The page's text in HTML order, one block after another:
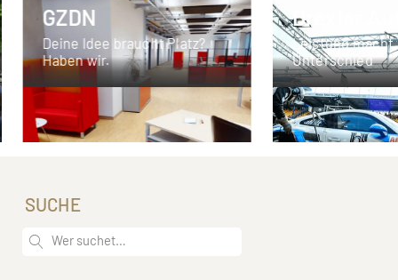
GZDN
Deine Idee braucht Platz?
Haben wir.
Drexler
Leistung macht
Unterschied
SUCHE